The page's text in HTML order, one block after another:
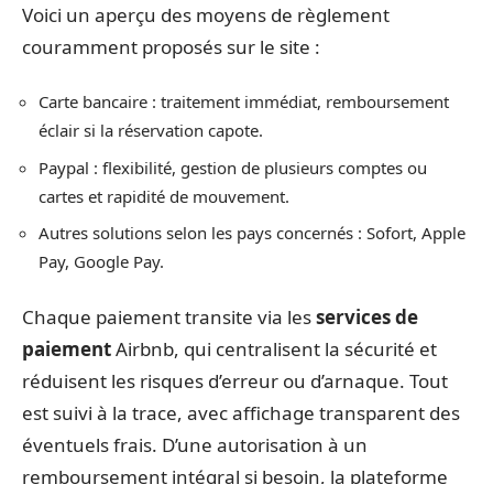
Voici un aperçu des moyens de règlement
couramment proposés sur le site :
Carte bancaire : traitement immédiat, remboursement
éclair si la réservation capote.
Paypal : flexibilité, gestion de plusieurs comptes ou
cartes et rapidité de mouvement.
Autres solutions selon les pays concernés : Sofort, Apple
Pay, Google Pay.
Chaque paiement transite via lesservices de
paiementAirbnb, qui centralisent la sécurité et
réduisent les risques d’erreur ou d’arnaque. Tout
est suivi à la trace, avec affichage transparent des
éventuels frais. D’une autorisation à un
remboursement intégral si besoin, la plateforme